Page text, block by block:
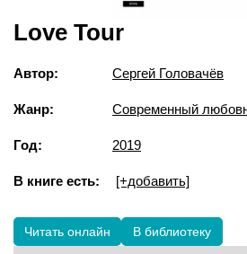
Love Tour
Автор: Сергей Головачёв
Жанр: Современный
Год: 2019
В книге есть: [+добавить]
Читать онлайн В библиотеку